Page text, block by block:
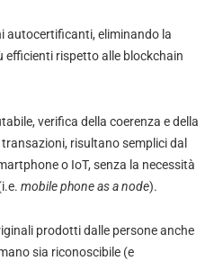
autocertificanti, eliminando la
efficienti rispetto alle blockchain
verifica della coerenza e della
risultano semplici dal
o IoT, senza la necessità
mobile phone as a node).
prodotti dalle persone anche
sia riconoscibile (e